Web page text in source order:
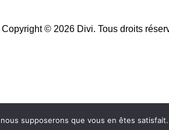
Copyright © 2026 Divi. Tous droits
supposerons que vous en êtes satisfait.